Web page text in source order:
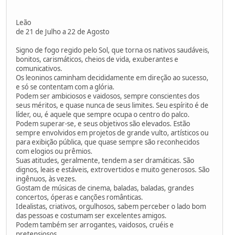
Leão
de 21 de Julho a 22 de Agosto
Signo de fogo regido pelo Sol, que torna os nativos saudáveis,
bonitos, carismáticos, cheios de vida, exuberantes e
comunicativos.
Os leoninos caminham decididamente em direção ao sucesso,
e só se contentam com a glória.
Podem ser ambiciosos e vaidosos, sempre conscientes dos
seus méritos, e quase nunca de seus limites. Seu espírito é de
líder, ou, é aquele que sempre ocupa o centro do palco.
Podem superar-se, e seus objetivos são elevados. Estão
sempre envolvidos em projetos de grande vulto, artísticos ou
para exibição pública, que quase sempre são reconhecidos
com elogios ou prêmios.
Suas atitudes, geralmente, tendem a ser dramáticas. São
dignos, leais e estáveis, extrovertidos e muito generosos. São
ingênuos, às vezes.
Gostam de músicas de cinema, baladas, baladas, grandes
concertos, óperas e canções românticas.
Idealistas, criativos, orgulhosos, sabem perceber o lado bom
das pessoas e costumam ser excelentes amigos.
Podem também ser arrogantes, vaidosos, cruéis e